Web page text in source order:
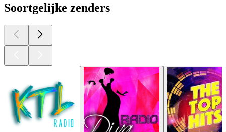
Soortgelijke zenders